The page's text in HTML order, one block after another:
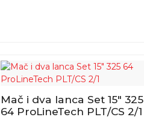
Mač i dva lanca Set 15″ 325
64 ProLineTech PLT/CS 2/1